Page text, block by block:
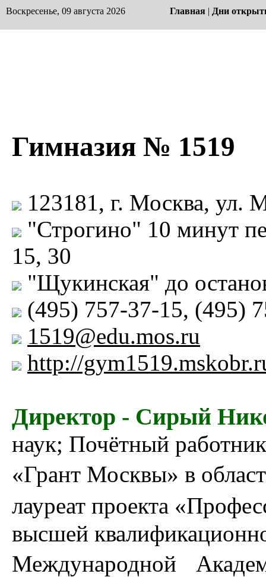
Воскресенье, 09 августа 2026 Главная | Дни
Гимназия № 1519
123181, г. Москва, ул.
"Строгино" 10 минут
15, 30
"Щукинская" до
(495) 757-37-15, (495)
1519@edu.mos.ru
http://
Директор - Сирый
наук; Почётный
«Грант Москвы» в
лауреат проекта
высшей
Международной